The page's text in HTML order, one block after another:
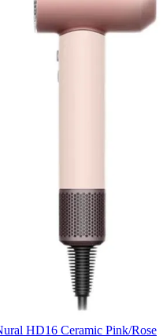
HD16 Ceramic Pink/Rose